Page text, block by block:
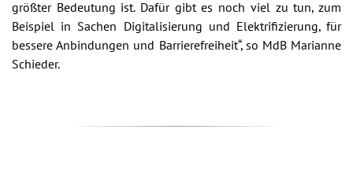
größter Bedeutung ist. Dafür gibt es noch viel zu tun, zum
Beispiel in Sachen Digitalisierung und Elektrifizierung, für
bessere Anbindungen und Barrierefreiheit“, so MdB Marianne
Schieder.